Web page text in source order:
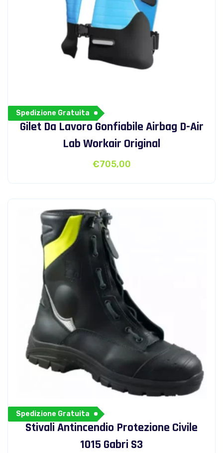
Spedizione Gratuita
Gilet Da Lavoro Gonfiabile Airbag D-Air
Lab Workair Original
€705,00
Spedizione Gratuita
Stivali Antincendio Protezione Civile
1015 Gabri S3